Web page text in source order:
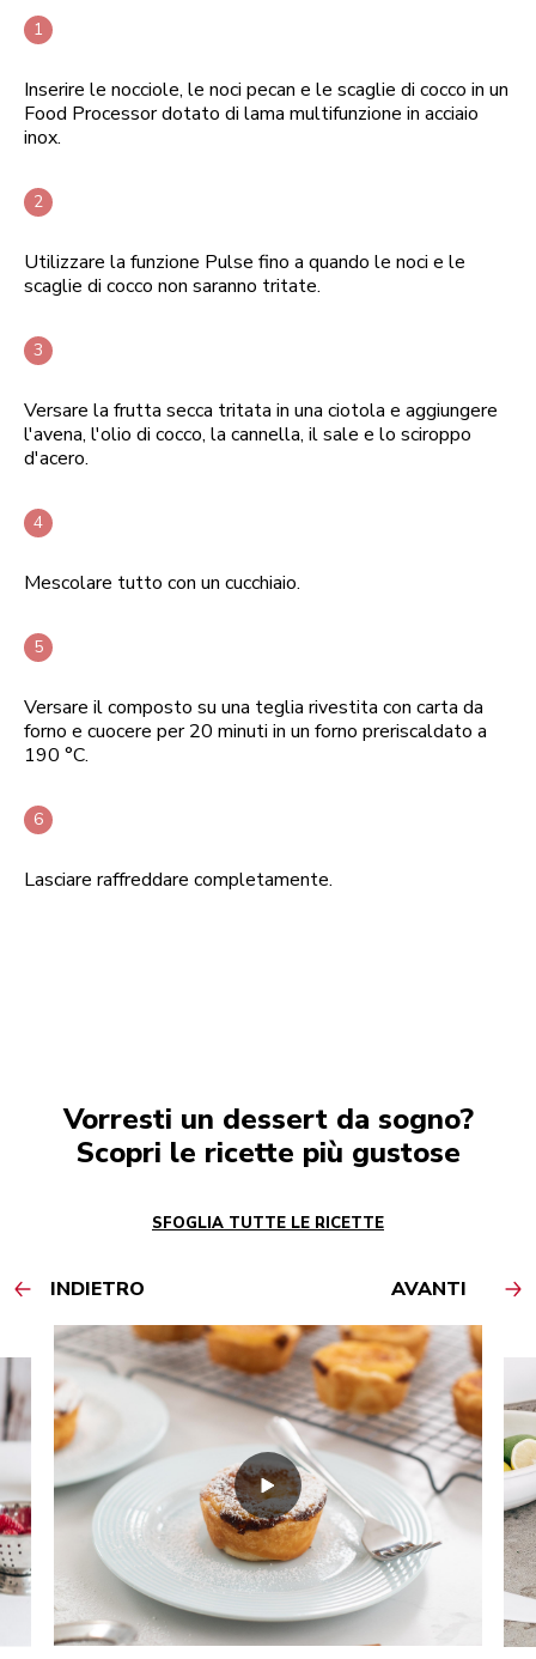
Inserire le nocciole, le noci pecan e le scaglie di cocco in un
Food Processor dotato di lama multifunzione in acciaio
inox.
Utilizzare la funzione Pulse fino a quando le noci e le
scaglie di cocco non saranno tritate.
Versare la frutta secca tritata in una ciotola e aggiungere
l'avena, l'olio di cocco, la cannella, il sale e lo sciroppo
d'acero.
Mescolare tutto con un cucchiaio.
Versare il composto su una teglia rivestita con carta da
forno e cuocere per 20 minuti in un forno preriscaldato a
190 °C.
Lasciare raffreddare completamente.
Vorresti un dessert da sogno?
Scopri le ricette più gustose
SFOGLIA TUTTE LE RICETTE
INDIETRO AVANTI